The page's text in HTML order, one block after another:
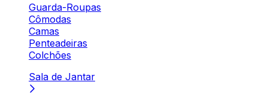
Guarda-Roupas
Cômodas
Camas
Penteadeiras
Colchões
Sala de Jantar